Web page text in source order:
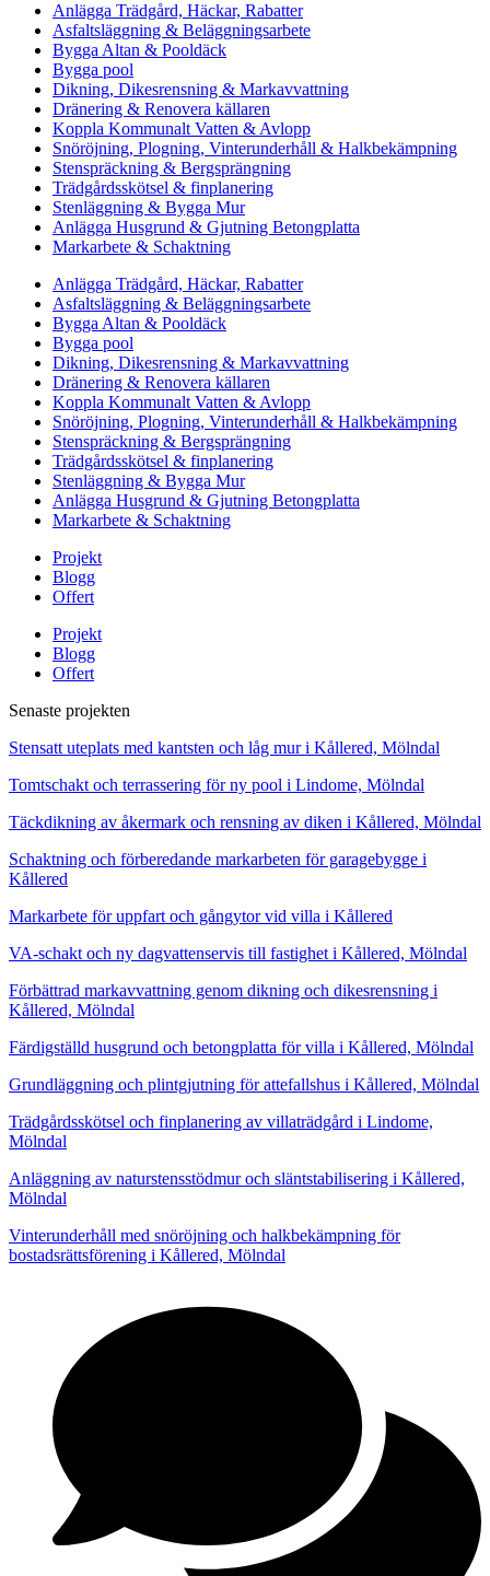
Anlägga Trädgård, Häckar, Rabatter
Asfaltsläggning & Beläggningsarbete
Bygga Altan & Pooldäck
Bygga pool
Dikning, Dikesrensning & Markavvattning
Dränering & Renovera källaren
Koppla Kommunalt Vatten & Avlopp
Snöröjning, Plogning, Vinterunderhåll & Halkbekämpning
Stenspräckning & Bergsprängning
Trädgårdsskötsel & finplanering
Stenläggning & Bygga Mur
Anlägga Husgrund & Gjutning Betongplatta
Markarbete & Schaktning
Anlägga Trädgård, Häckar, Rabatter
Asfaltsläggning & Beläggningsarbete
Bygga Altan & Pooldäck
Bygga pool
Dikning, Dikesrensning & Markavvattning
Dränering & Renovera källaren
Koppla Kommunalt Vatten & Avlopp
Snöröjning, Plogning, Vinterunderhåll & Halkbekämpning
Stenspräckning & Bergsprängning
Trädgårdsskötsel & finplanering
Stenläggning & Bygga Mur
Anlägga Husgrund & Gjutning Betongplatta
Markarbete & Schaktning
Projekt
Blogg
Offert
Projekt
Blogg
Offert
Senaste projekten
Stensatt uteplats med kantsten och låg mur i Kållered, Mölndal
Tomtschakt och terrassering för ny pool i Lindome, Mölndal
Täckdikning av åkermark och rensning av diken i Kållered, Mölndal
Schaktning och förberedande markarbeten för garagebygge i
Kållered
Markarbete för uppfart och gångytor vid villa i Kållered
VA-schakt och ny dagvattenservis till fastighet i Kållered, Mölndal
Förbättrad markavvattning genom dikning och dikesrensning i
Kållered, Mölndal
Färdigställd husgrund och betongplatta för villa i Kållered, Mölndal
Grundläggning och plintgjutning för attefallshus i Kållered, Mölndal
Trädgårdsskötsel och finplanering av villaträdgård i Lindome,
Mölndal
Anläggning av naturstensstödmur och släntstabilisering i Kållered,
Mölndal
Vinterunderhåll med snöröjning och halkbekämpning för
bostadsrättsförening i Kållered, Mölndal